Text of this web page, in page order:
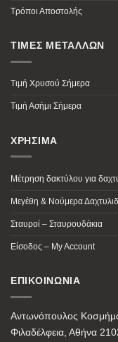
Τρόποι Αποστολής
ΤΙΜΕΣ ΜΕΤΑΛΛΩΝ
Τιμή Χρυσού Σήμερα
Τιμή Ασήμι Σήμερα
ΧΡΗΣΙΜΑ
Μέτρηση δακτύλου για
Μεγέθη & Νούμερα
Σταυροί – Σταυρουδάκια
Είσοδος – My Account
ΕΠΙΚΟΙΝΩΝΙΑ
Αντωνόπουλος
Φιλαδέλφεια, Αθήνα